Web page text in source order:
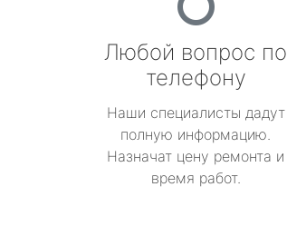
Любой вопрос по
телефону
Наши специалисты дадут
полную информацию.
Назначат цену ремонта и
время работ.